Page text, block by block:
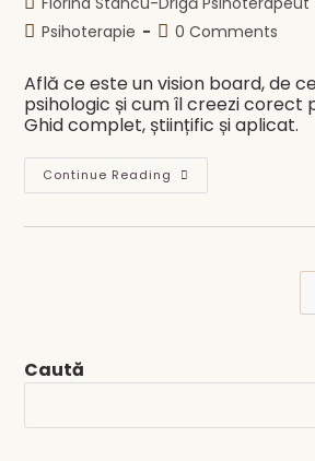
author:
PostPsihoterapie
Post0 Comments
Află ce este un vision board, de
psihologic și cum îl creezi corect
Ghid complet, științific și aplicat.
Continue Reading Vision
Board
Noul
Creezi
Caută